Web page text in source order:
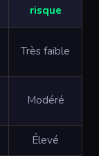
risque
Très faible
Modéré
Élevé